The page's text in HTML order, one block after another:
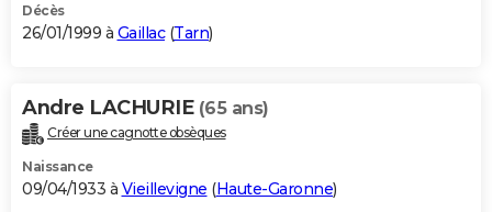
Décès
26/01/1999 à Gaillac(Tarn)
Andre LACHURIE (65 ans)
Créer une cagnotte obsèques
Naissance
09/04/1933 à Vieillevigne (Haute-Garonne)